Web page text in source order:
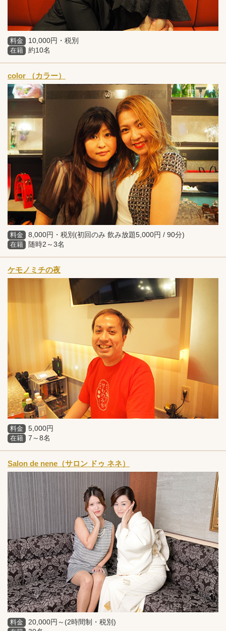
料金 10,000円・税別
在籍 約10名
color （カラー）
料金 8,000円・税別(初回のみ 飲み放題5,000円 / 90分)
在籍 随時2～3名
ケモノミチの夜
料金 5,000円
在籍 7～8名
Salon de nene（サロン ドゥ ネネ）
料金 20,000円～(2時間制・税別)